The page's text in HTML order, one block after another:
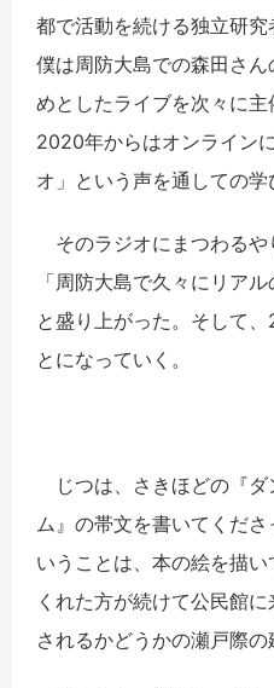
都で活動を続ける独立研究
僕は周防大島での森田さ
めとしたライブを次々に主
2020年からはオンライン
オ」という声を通しての学
そのラジオにまつわるや
「周防大島で久々にリア
と盛り上がった。そして
とになっていく。
じつは、さきほどの『ダ
ム』の帯文を書いてくだ
いうことは、本の絵を描
くれた方が続けて公民館
されるかどうかの瀬戸際の